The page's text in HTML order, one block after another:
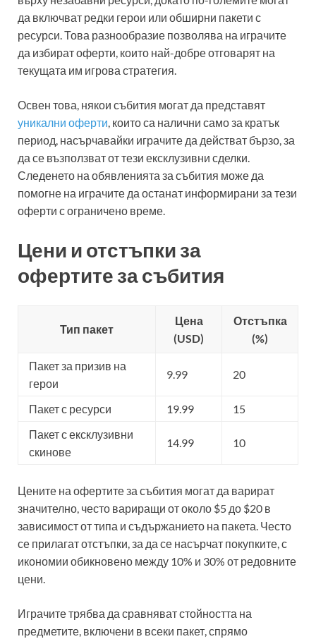
да включват редки герои или обширни пакети с
ресурси. Това разнообразие позволява на играчите
да избират оферти, които най-добре отговарят на
текущата им игрова стратегия.
Освен това, някои събития могат да представят
уникални оферти, които са налични само за кратък
период, насърчавайки играчите да действат бързо, за
да се възползват от тези ексклузивни сделки.
Следенето на обявленията за събития може да
помогне на играчите да останат информирани за тези
оферти с ограничено време.
Цени и отстъпки за
офертите за събития
Тип пакет
Цена
(USD)
Отстъпка
(%)
Пакет за призив на
герои
9.99 20
Пакет с ресурси 19.99
15
Пакет с ексклузивни
скинове
14.99 10
Цените на офертите за събития могат да варират
значително, често вариращи от около $5 до $20 в
зависимост от типа и съдържанието на пакета. Често
се прилагат отстъпки, за да се насърчат покупките, с
икономии обикновено между 10% и 30% от редовните
цени.
Играчите трябва да сравняват стойността на
предметите, включени в всеки пакет, спрямо